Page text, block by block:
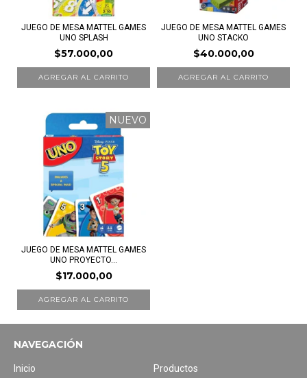
JUEGO DE MESA MATTEL GAMES
UNO SPLASH
$57.000,00
JUEGO DE MESA MATTEL GAMES
UNO STACKO
$40.000,00
NUEVO
JUEGO DE MESA MATTEL GAMES
UNO PROYECTO...
$17.000,00
NAVEGACIÓN
Inicio Productos